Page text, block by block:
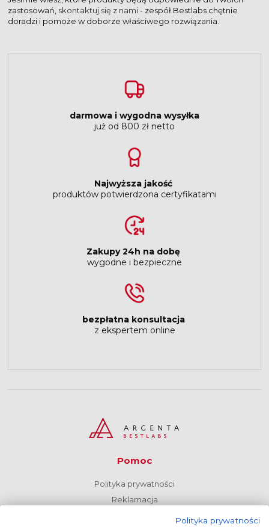
zastosowań, skontaktuj się z nami- zespół Bestlabs chętnie
doradzi i pomoże w doborze właściwego rozwiązania.
darmowa i wygodna wysyłka
już od 800 zł netto
Najwyższa jakość
produktów potwierdzona certyfikatami
Zakupy 24h na dobę
wygodne i bezpieczne
bezpłatna konsultacja
z ekspertem online
Pomoc
Polityka prywatności
Reklamacja
Polityka prywatności